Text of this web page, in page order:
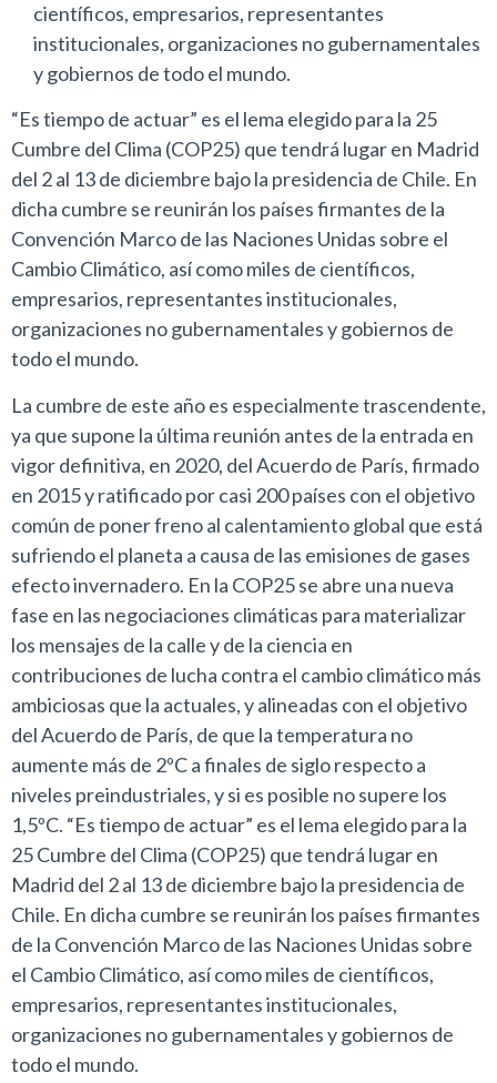
científicos, empresarios, representantes
institucionales, organizaciones no gubernamentales
y gobiernos de todo el mundo.
“Es tiempo de actuar” es el lema elegido para la 25
Cumbre del Clima (COP25) que tendrá lugar en Madrid
del 2 al 13 de diciembre bajo la presidencia de Chile. En
dicha cumbre se reunirán los países firmantes de la
Convención Marco de las Naciones Unidas sobre el
Cambio Climático, así como miles de científicos,
empresarios, representantes institucionales,
organizaciones no gubernamentales y gobiernos de
todo el mundo.
La cumbre de este año es especialmente trascendente,
ya que supone la última reunión antes de la entrada en
vigor definitiva, en 2020, del Acuerdo de París, firmado
en 2015 y ratificado por casi 200 países con el objetivo
común de poner freno al calentamiento global que está
sufriendo el planeta a causa de las emisiones de gases
efecto invernadero. En la COP25 se abre una nueva
fase en las negociaciones climáticas para materializar
los mensajes de la calle y de la ciencia en
contribuciones de lucha contra el cambio climático más
ambiciosas que la actuales, y alineadas con el objetivo
del Acuerdo de París, de que la temperatura no
aumente más de 2ºC a finales de siglo respecto a
niveles preindustriales, y si es posible no supere los
1,5ºC. “Es tiempo de actuar” es el lema elegido para la
25 Cumbre del Clima (COP25) que tendrá lugar en
Madrid del 2 al 13 de diciembre bajo la presidencia de
Chile. En dicha cumbre se reunirán los países firmantes
de la Convención Marco de las Naciones Unidas sobre
el Cambio Climático, así como miles de científicos,
empresarios, representantes institucionales,
organizaciones no gubernamentales y gobiernos de
todo el mundo.